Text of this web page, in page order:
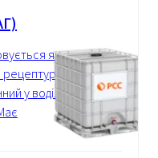
як
рецептур
у воді.